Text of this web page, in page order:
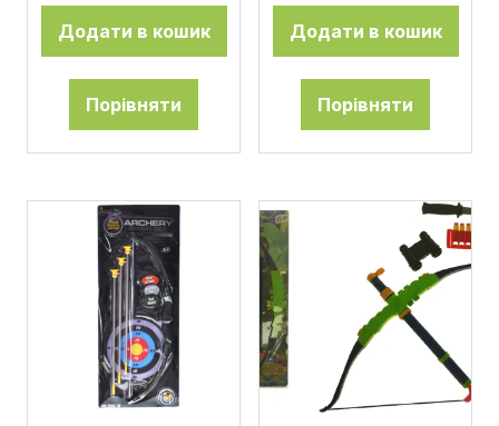
Додати в кошик
Порівняти
Додати в кошик
Порівняти